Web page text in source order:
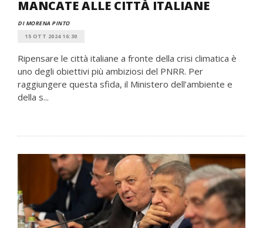
MANCATE ALLE CITTÀ ITALIANE
DI MORENA PINTO
15 OTT 2024 16:30
Ripensare le città italiane a fronte della crisi climatica è
uno degli obiettivi più ambiziosi del PNRR. Per
raggiungere questa sfida, il Ministero dell’ambiente e
della s...